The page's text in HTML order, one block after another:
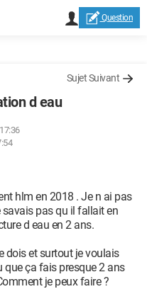
Question
Sujet Suivant
d eau
hlm en 2018 . Je n ai pas
pas qu il fallait en
d eau en 2 ans.
dois et surtout je voulais
ça fais presque 2 ans
je peux faire ?